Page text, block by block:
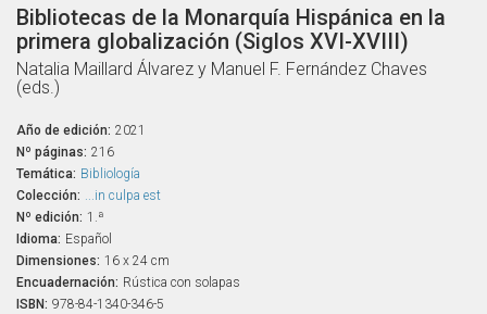
Bibliotecas de la Monarquía Hispánica en la
primera globalización (Siglos XVI-XVIII)
Natalia Maillard Álvarez y Manuel F. Fernández Chaves
(eds.)
Año de edición: 2021
Nº páginas: 216
Temática: Bibliología
Colección: ...in culpa est
Nº edición: 1.ª
Idioma: Español
Dimensiones: 16 x 24 cm
Encuadernación: Rústica con solapas
ISBN: 978-84-1340-346-5